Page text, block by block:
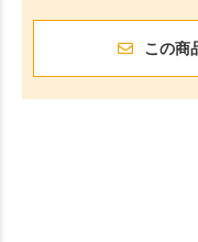
この商